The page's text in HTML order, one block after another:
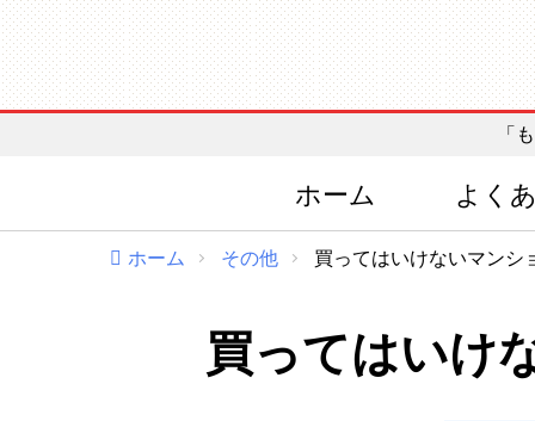
「
ホーム よく
ホーム その他 買ってはいけないマンシ
買ってはいけ